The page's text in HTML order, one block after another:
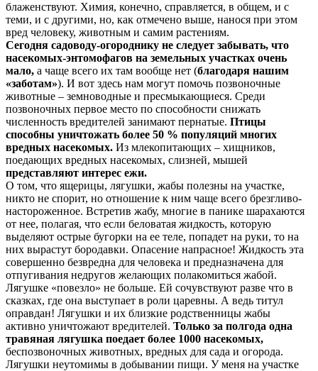
блаженствуют. Химия, конечно, справляется, в общем, и с
теми, и с другими, но, как отмечено выше, нанося при этом
вред человеку, животным и самим растениям.
Сегодня садоводу-огороднику не следует забывать, что
насекомых-энтомофагов на земельных участках очень
мало, а чаще всего их там вообще нет (благодаря нашим
«заботам»). И вот здесь нам могут помочь позвоночные
животные – земноводные и пресмыкающиеся. Среди
позвоночных первое место по способности снижать
численность вредителей занимают пернатые. Птицы
способны уничтожать более 50 % популяций многих
вредных насекомых. Из млекопитающих – хищников,
поедающих вредных насекомых, слизней, мышей
представляют интерес ежи.
О том, что ящерицы, лягушки, жабы полезны на участке,
никто не спорит, но отношение к ним чаще всего брезгливо-
настороженное. Встретив жабу, многие в панике шарахаются
от нее, полагая, что если беловатая жидкость, которую
выделяют острые бугорки на ее теле, попадет на руки, то на
них вырастут бородавки. Опасение напрасное! Жидкость эта
совершенно безвредна для человека и предназначена для
отпугивания недругов желающих полакомиться жабой.
Лягушке «повезло» не больше. Ей сочувствуют разве что в
сказках, где она выступает в роли царевны. А ведь титул
оправдан! Лягушки и их близкие родственницы жабы
активно уничтожают вредителей. Только за полгода одна
травяная лягушка поедает более 1000 насекомых,
беспозвоночных животных, вредных для сада и огорода.
Лягушки неутомимы в добывании пищи. У меня на участке